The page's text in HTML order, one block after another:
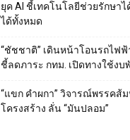
ยุค AI ชี้เทคโนโลยีช่วยรักษา
ได้ทั้งหมด
“ชัชชาติ” เดินหน้าโอนรถไฟ
ชี้ลดภาระ กทม. เปิดทางใช้งบ
“แขก คำผกา” วิจารณ์พรรคส้
โครงสร้าง ลั่น “มันปลอม”